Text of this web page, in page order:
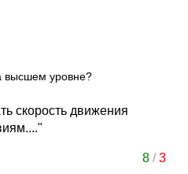
высшем уровне?
скорость движения
8/3